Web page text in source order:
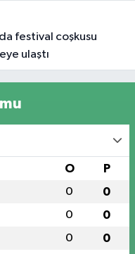
ulaştı
O P
0 0
0 0
0 0